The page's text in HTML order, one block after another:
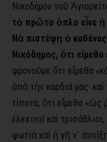
Νικοδήμου τοῦ
τὸ πρῶτο ὅπλο εἶνε ἡ
Νὰ πιστέψῃ ὁ
Νικόδημος, ὅτι
φρονοῦμε ὅτι εἴμεθα
ἀπὸ τὴν καρδιά μας·
τίποτα, ὅτι εἴμεθα
ἐλεεινοὶ καὶ
φωτιὰ καὶ ἡ γῆ ν᾿